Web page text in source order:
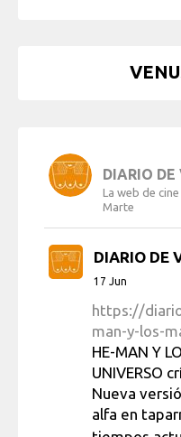
DIARIO DE
La web de
Marte
DIARIO DE
17 Jun
https://
man-y-los-
HE-MAN Y
UNIVERSO
Nueva
alfa en